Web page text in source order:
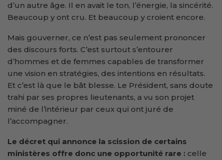
d’un autre âge. Il en avait le ton, l’énergie, la sincérité.
Beaucoup y ont cru. Et beaucoup y croient encore.
Mais gouverner, ce n’est pas seulement prononcer
des discours forts. C’est surtout s’entourer
d’hommes et de femmes capables de transformer
une vision en stratégies, des intentions en résultats.
Et c’est là que le bât blesse. Le Président, sans doute
trahi par ses propres lieutenants, a vu son projet
miné de l’intérieur par ceux qui ont juré de
l’accompagner.
Le décret qui annonce la scission de certains
ministères offre donc une opportunité rare : celle